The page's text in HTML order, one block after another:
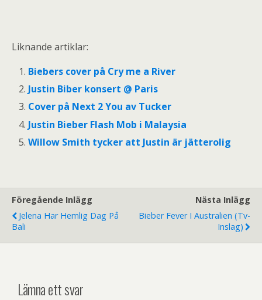
Liknande artiklar:
Biebers cover på Cry me a River
Justin Biber konsert @ Paris
Cover på Next 2 You av Tucker
Justin Bieber Flash Mob i Malaysia
Willow Smith tycker att Justin är jätterolig
Föregående Inlägg
Jelena Har Hemlig Dag På
Bali
Nästa Inlägg
Bieber Fever I Australien (tv-
Inslag)
Lämna ett svar